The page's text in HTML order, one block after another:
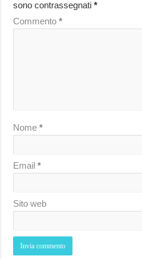
sono contrassegnati*
Commento*
Nome*
Email*
Sito web